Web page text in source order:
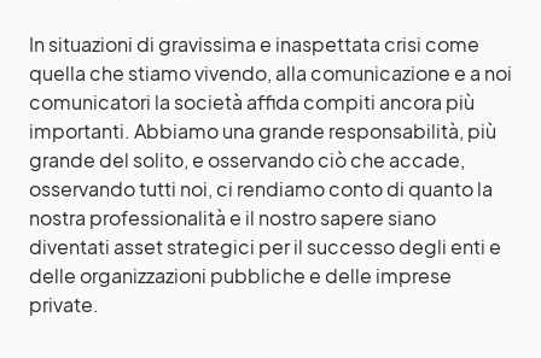
In situazioni di gravissima e inaspettata crisi come
quella che stiamo vivendo, alla comunicazione e a noi
comunicatori la società affida compiti ancora più
importanti. Abbiamo una grande responsabilità, più
grande del solito, e osservando ciò che accade,
osservando tutti noi, ci rendiamo conto di quanto la
nostra professionalità e il nostro sapere siano
diventati asset strategici per il successo degli enti e
delle organizzazioni pubbliche e delle imprese
private.